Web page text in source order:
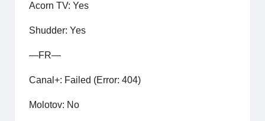
Acorn TV: Yes
Shudder: Yes
—FR—
Canal+: Failed (Error: 404)
Molotov: No